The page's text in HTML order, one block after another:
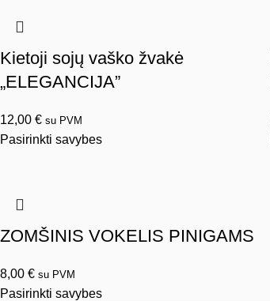
Kietoji sojų vaško žvakė
„ELEGANCIJA”
12,00 € su PVM
Pasirinkti savybes
ZOMŠINIS VOKELIS PINIGAMS
8,00 € su PVM
Pasirinkti savybes